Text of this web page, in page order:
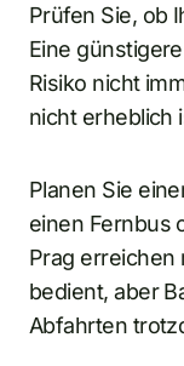
Prüfen Sie, ob
Eine
Risiko nicht
nicht erheblich
Planen Sie
einen Fernbus
Prag erreichen
bedient, aber
Abfahrten